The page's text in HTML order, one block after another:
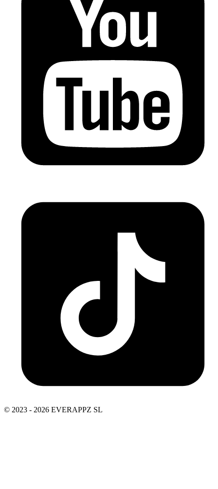
© 2023 - 2026 EVERAPPZ SL